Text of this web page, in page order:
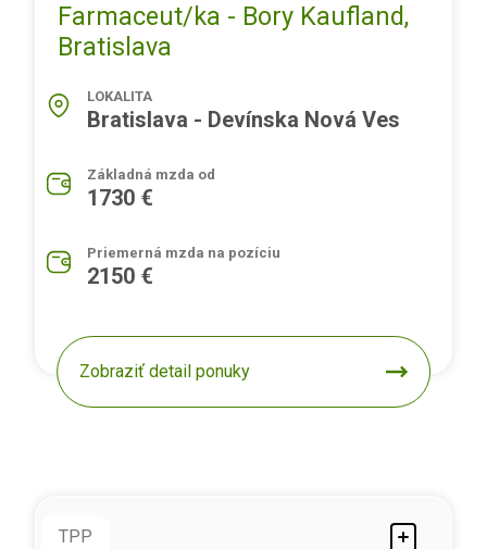
Farmaceut/ka - Bory Kaufland,
Bratislava
LOKALITA
Bratislava - Devínska Nová Ves
Základná mzda od
1730 €
Priemerná mzda na pozíciu
2150 €
Zobraziť detail ponuky
TPP